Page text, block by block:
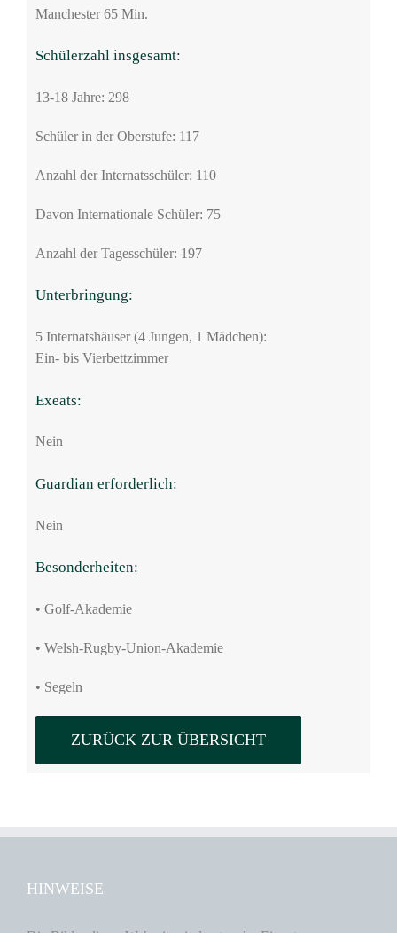
Manchester 65 Min.
Schülerzahl insgesamt:
13-18 Jahre: 298
Schüler in der Oberstufe: 117
Anzahl der Internatsschüler: 110
Davon Internationale Schüler: 75
Anzahl der Tagesschüler: 197
Unterbringung:
5 Internatshäuser (4 Jungen, 1 Mädchen):
Ein- bis Vierbettzimmer
Exeats:
Nein
Guardian erforderlich:
Nein
Besonderheiten:
• Golf-Akademie
• Welsh-Rugby-Union-Akademie
• Segeln
ZURÜCK ZUR ÜBERSICHT
HINWEISE